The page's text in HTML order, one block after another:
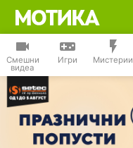
Смешни
видеа
Игри Мистерии